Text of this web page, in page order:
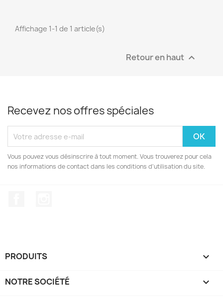
Affichage 1-1 de 1 article(s)
Retour en haut 
Recevez nos offres spéciales
Vous pouvez vous désinscrire à tout moment. Vous trouverez pour cela
nos informations de contact dans les conditions d'utilisation du site.
PRODUITS 
NOTRE SOCIÉTÉ 